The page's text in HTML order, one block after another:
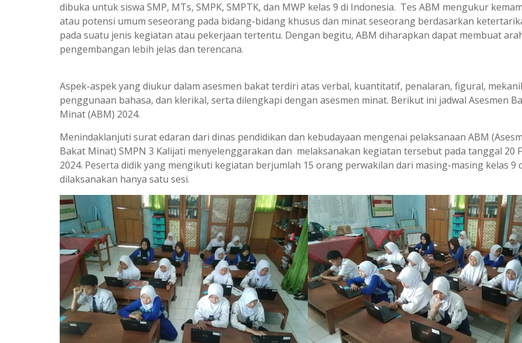
dibuka untuk siswa SMP, MTs, SMPK, SMPTK, dan MWP kelas 9 di Indonesia. Tes ABM mengukur
atau potensi umum seseorang pada bidang-bidang khusus dan minat seseorang berdasarkan
pada suatu jenis kegiatan atau pekerjaan tertentu. Dengan begitu, ABM diharapkan dapat membuat
pengembangan lebih jelas dan terencana.
Aspek-aspek yang diukur dalam asesmen bakat terdiri atas verbal, kuantitatif, penalaran, figural,
penggunaan bahasa, dan klerikal, serta dilengkapi dengan asesmen minat. Berikut ini jadwal Asesmen
Minat (ABM) 2024.
Menindaklanjuti surat edaran dari dinas pendidikan dan kebudayaan mengenai pelaksanaan ABM
Bakat Minat) SMPN 3 Kalijati menyelenggarakan dan melaksanakan kegiatan tersebut pada tanggal 20
2024. Peserta didik yang mengikuti kegiatan berjumlah 15 orang perwakilan dari masing-masing kelas 9
dilaksanakan hanya satu sesi.